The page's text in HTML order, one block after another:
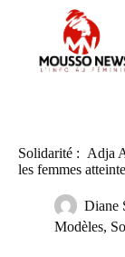
Solidarité : Adja
les femmes
Diane
Modèles,